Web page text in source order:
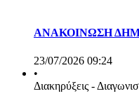
ΑΝΑΚΟΙΝΩΣΗ
23/07/2026 09:24
•
Διακηρύξεις -